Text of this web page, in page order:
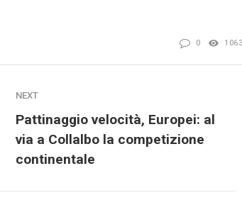
0 1063
NEXT
Pattinaggio velocità, Europei: al
via a Collalbo la competizione
continentale